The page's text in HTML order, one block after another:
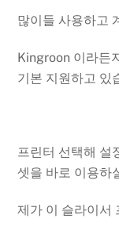
많이들 사용하고
Kingroon 이라든
기본 지원하고 있
프린터 선택해 설
셋을 바로 이용하
제가 이 슬라이서